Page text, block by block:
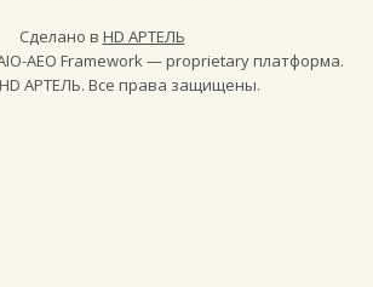
Сделано в HD АРТЕЛЬ
AEO Framework — proprietary платформа.
HD АРТЕЛЬ. Все права защищены.